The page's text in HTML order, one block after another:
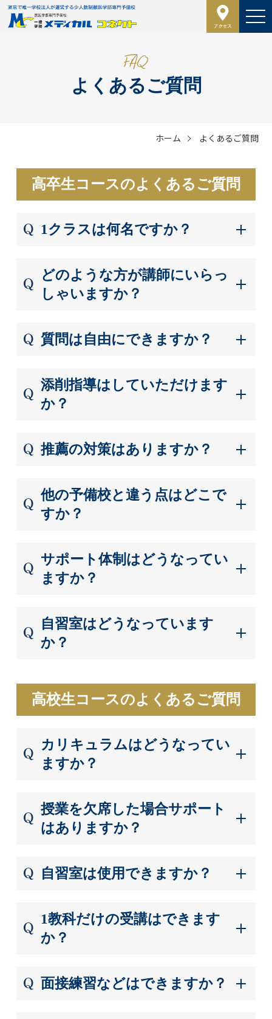
よくあるご質問
ホーム よくあるご質問
高卒生コースのよくあるご質問
1クラスは何名ですか？
どのような方が講師にいらっ
しゃいますか？
質問は自由にできますか？
添削指導はしていただけます
か？
推薦の対策はありますか？
他の予備校と違う点はどこで
すか？
サポート体制はどうなってい
ますか？
自習室はどうなっています
か？
高校生コースのよくあるご質問
カリキュラムはどうなってい
ますか？
授業を欠席した場合サポート
はありますか？
自習室は使用できますか？
1教科だけの受講はできます
か？
面接練習などはできますか？